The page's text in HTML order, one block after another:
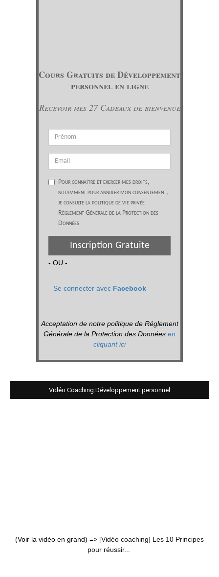
Cours Gratuits de Développement
personnel en ligne
Recevoir mes 27 Cadeaux de bienvenue
Pour connaître et exercer mes droits,
notamment pour annuler mon consentement,
je consulte la politique de vie privée
Réglement Générale de la Protection des
Données
Inscription Gratuite
- OU -
Se connecter avec Facebook
Acceptation de notre politique de Réglement
Générale de la Protection des Données en
cliquant ici
Vidéo Coaching Développement personnel
(Voir la vidéo en grand) => [Vidéo coaching] Les 10 Principes
pour réussir...